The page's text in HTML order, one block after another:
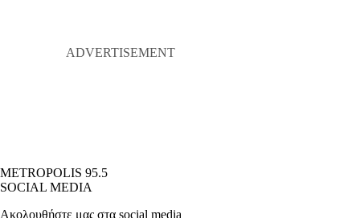
METROPOLIS 95.5
SOCIAL MEDIA
Ακολουθήστε μας στα social media